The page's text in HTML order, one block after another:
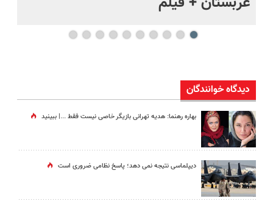
دیدگاه خوانندگان
بهاره رهنما: هدیه تهرانی بازیگر خاصی نیست فقط ...|‌ ببینید
دیپلماسی نتیجه‌ نمی دهد؛ پاسخ نظامی ضروری است